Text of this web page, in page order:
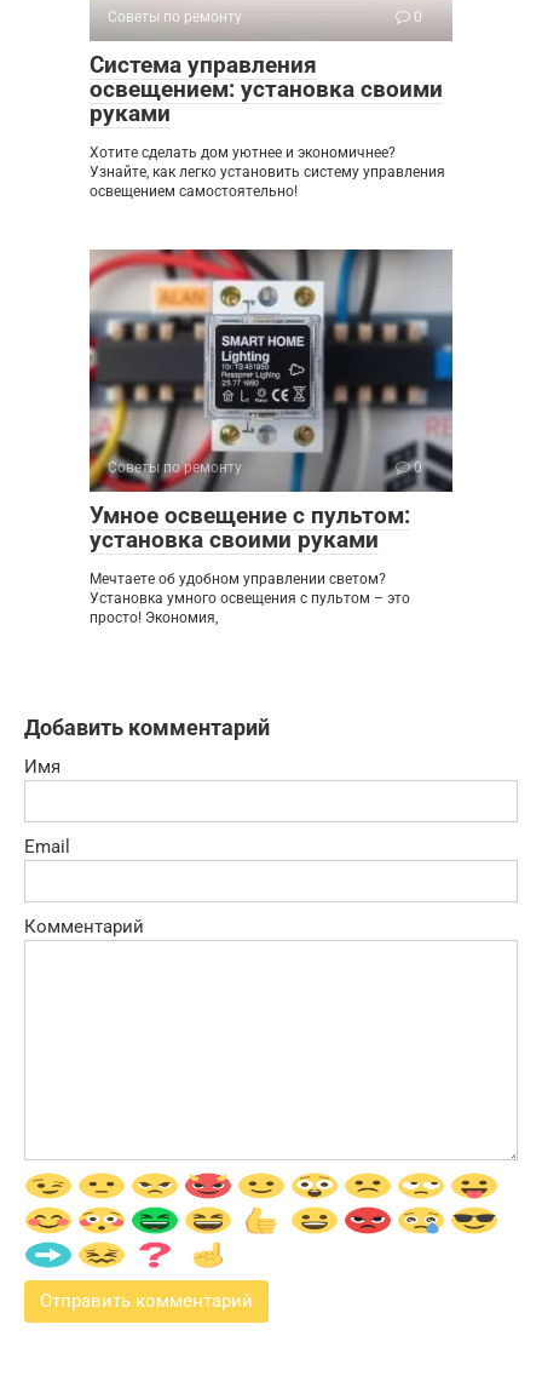
Советы по ремонту 0
Система управления
освещением: установка своими
руками
Хотите сделать дом уютнее и экономичнее?
Узнайте, как легко установить систему управления
освещением самостоятельно!
Советы по ремонту 0
Умное освещение с пультом:
установка своими руками
Мечтаете об удобном управлении светом?
Установка умного освещения с пультом – это
просто! Экономия,
Добавить комментарий
Имя
Email
Комментарий